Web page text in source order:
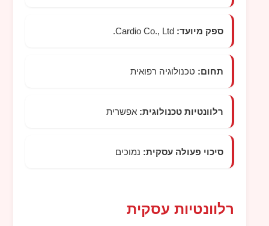
ספק מיועד:Cardio Co., Ltd.
תחום:טכנולוגיה רפואית
רלוונטיות טכנולוגית:אפשרית
סיכוי פעולה עסקית:נמוכים
רלוונטיות עסקית